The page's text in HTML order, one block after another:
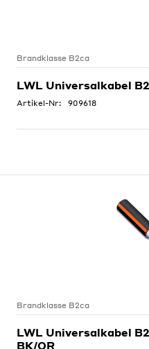
Brandklasse B2ca
LWL Universalkabel
Artikel-Nr: 909618
Brandklasse B2ca
LWL Universalkabel
BK/OR